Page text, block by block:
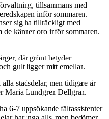
tillsammans med
inför sommaren.
sig ha tillräckligt med
de känner oro inför sommaren.
där grönt betyder
gult ligger mitt emellan.
stadsdelar, men tidigare år
Maria Lundgren Dellgran.
6-7 uppsökande fältassistenter
har inga alls, men bedömer